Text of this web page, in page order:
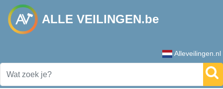
ALLE VEILINGEN.be
Alleveilingen.nl